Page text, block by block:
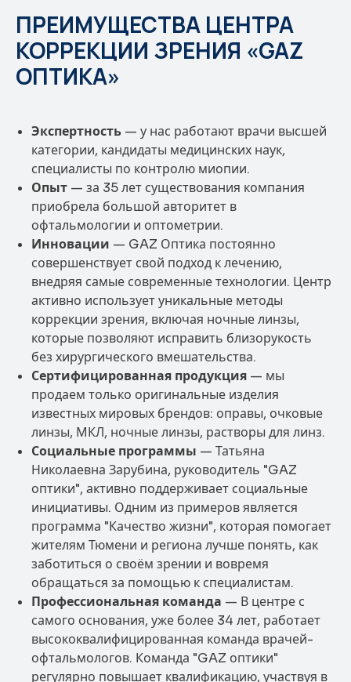
ПРЕИМУЩЕСТВА ЦЕНТРА
КОРРЕКЦИИ ЗРЕНИЯ «GAZ
ОПТИКА»
Экспертность — у нас работают врачи высшей
категории, кандидаты медицинских наук,
специалисты по контролю миопии.
Опыт — за 35 лет существования компания
приобрела большой авторитет в
офтальмологии и оптометрии.
Инновации — GAZ Оптика постоянно
совершенствует свой подход к лечению,
внедряя самые современные технологии. Центр
активно использует уникальные методы
коррекции зрения, включая ночные линзы,
которые позволяют исправить близорукость
без хирургического вмешательства.
Сертифицированная продукция — мы
продаем только оригинальные изделия
известных мировых брендов: оправы, очковые
линзы, МКЛ, ночные линзы, растворы для линз.
Социальные программы — Татьяна
Николаевна Зарубина, руководитель "GAZ
оптики", активно поддерживает социальные
инициативы. Одним из примеров является
программа "Качество жизни", которая помогает
жителям Тюмени и региона лучше понять, как
заботиться о своём зрении и вовремя
обращаться за помощью к специалистам.
Профессиональная команда — В центре с
самого основания, уже более 34 лет, работает
высококвалифицированная команда врачей-
офтальмологов. Команда "GAZ оптики"
регулярно повышает квалификацию, участвуя в